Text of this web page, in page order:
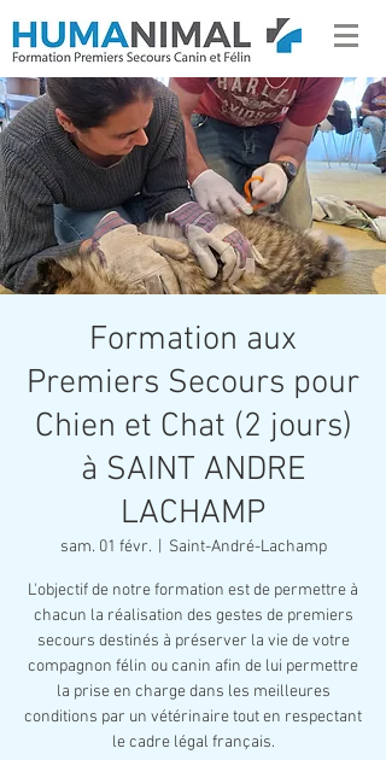
Formation aux
Premiers Secours pour
Chien et Chat (2 jours)
à SAINT ANDRE
LACHAMP
sam. 01 févr.
  |
Saint-André-Lachamp
L'objectif de notre formation est de permettre à
chacun la réalisation des gestes de premiers
secours destinés à préserver la vie de votre
compagnon félin ou canin afin de lui permettre
la prise en charge dans les meilleures
conditions par un vétérinaire tout en respectant
le cadre légal français.